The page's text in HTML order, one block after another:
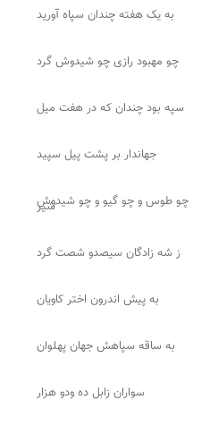
به یک هفته چندان سپاه آورید
چو مهبود رازی چو شیدوش گرد
سپه بود چندان که در هفت میل
جهاندار بر پشت پیل سپید
چو طوس و چو گیو و چو شیدوش
شیر
ز شه زادگان سیصدو شصت گرد
به پیش اندرون اختر کاویان
به ساقه سپاهش جهان پهلوان
سواران زابل ده ودو هزار